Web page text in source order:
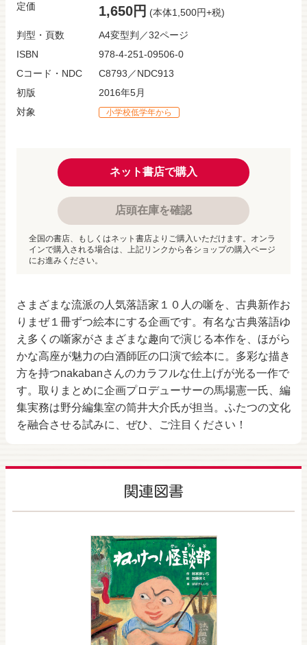
さまざまな流派の人気落語家１０人の噺を、古典新作お
りまぜ１冊ずつ絵本にする企画です。有名な古典落語ゆ
え多くの噺家がさまざまな趣向で演じる本作を、ほがら
かな高座が魅力の白酒師匠の口演で絵本に。多彩な描き
方を持つnakabanさんのカラフルな仕上げが光る一作で
す。取りまとめに企画プロデューサーの馬場憲一氏、編
集実務は野分編集室の筒井大介氏が担当。ふたつの文化
を融合させる試みに、ぜひ、ご注目ください！
定価 1,650円 (本体1,500円+税)
判型・頁数
A4変型判／32ページ
ISBN
978-4-251-09506-0
Cコード・NDC
C8793／NDC913
初版
2016年5月
対象
小学校低学年から
ネット書店で購入
店頭在庫を確認
全国の書店、もしくはネット書店よりご購入いただけます。オンラ
インで購入される場合は、上記リンクから各ショップの購入ページ
にお進みください。
関連図書